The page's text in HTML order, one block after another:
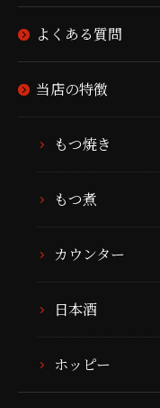
よくある質問
当店の特徴
もつ焼き
もつ煮
カウンター
日本酒
ホッピー